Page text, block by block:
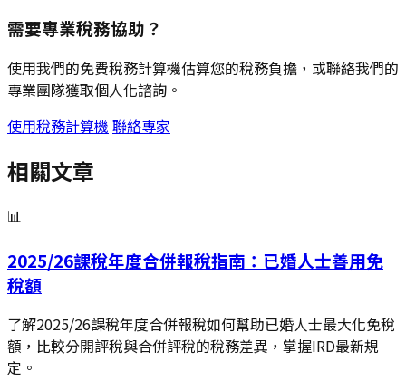
需要專業稅務協助？
使用我們的免費稅務計算機估算您的稅務負擔，或聯絡我們的
專業團隊獲取個人化諮詢。
使用稅務計算機 聯絡專家
相關文章
📊
2025/26課稅年度合併報稅指南：已婚人士善用免
稅額
了解2025/26課稅年度合併報稅如何幫助已婚人士最大化免稅
額，比較分開評稅與合併評稅的稅務差異，掌握IRD最新規
定。